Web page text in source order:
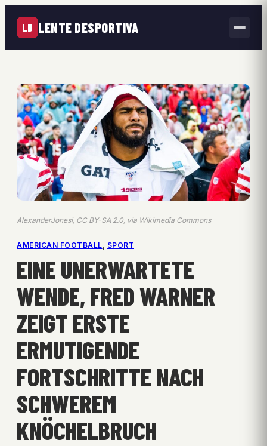
LD LENTE DESPORTIVA
AlexanderJonesi, CC BY-SA 2.0, via Wikimedia Commons
AMERICAN FOOTBALL, SPORT
EINE UNERWARTETE
WENDE, FRED WARNER
ZEIGT ERSTE
ERMUTIGENDE
FORTSCHRITTE NACH
SCHWEREM
KNÖCHELBRUCH